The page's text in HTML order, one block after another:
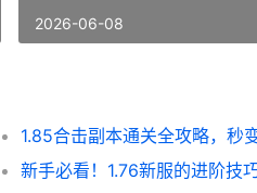
2026-06-08
1.85合击副本通关全攻略，秒
新手必看！1.76新服的进阶技